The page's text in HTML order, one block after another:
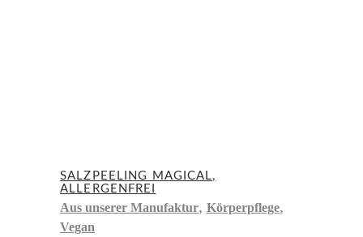
SALZPEELING MAGICAL,
ALLERGENFREI
Aus unserer Manufaktur, Körperpflege,
Vegan